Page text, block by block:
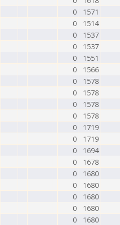
0
1571
0
1514
0
1537
0
1537
0
1551
0
1566
0
1578
0
1578
0
1578
0
1578
0
1719
0
1719
0
1694
0
1678
0
1680
0
1680
0
1680
0
1680
0 1680